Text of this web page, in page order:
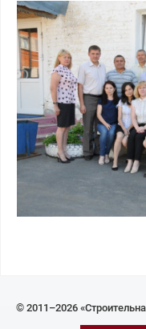
© 2011–2026